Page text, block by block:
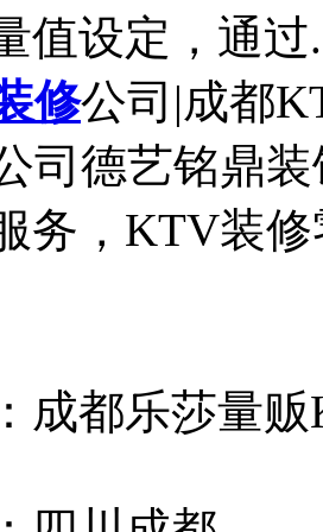
值设定，通过
修公司|成都
司德艺铭鼎
务，KTV装
成都乐莎量